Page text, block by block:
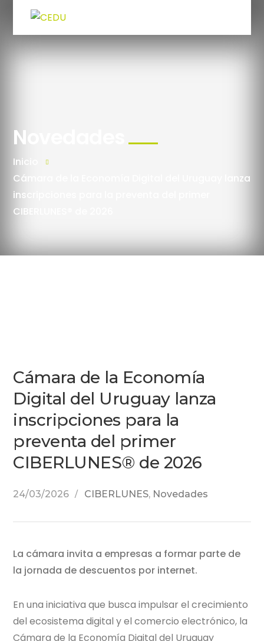
Novedades
Inicio
Cámara de la Economía Digital del Uruguay lanza
inscripciones para la preventa del primer
CIBERLUNES® de 2026
Cámara de la Economía
Digital del Uruguay lanza
inscripciones para la
preventa del primer
CIBERLUNES® de 2026
24/03/2026 CIBERLUNES, Novedades
La cámara invita a empresas a formar parte de
la jornada de descuentos por internet.
En una iniciativa que busca impulsar el crecimiento
del ecosistema digital y el comercio electrónico, la
Cámara de la Economía Digital del Uruguay